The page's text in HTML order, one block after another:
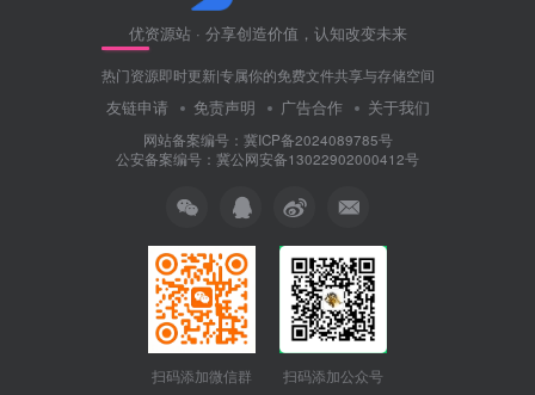
优资源站 · 分享创造价值，认知改变未来
热门资源即时更新|专属你的免费文件共享与存储空间
友链申请 免责声明 广告合作 关于我们
网站备案编号：冀ICP备2024089785号
公安备案编号：冀公网安备13022902000412号
扫码添加微信群 扫码添加公众号